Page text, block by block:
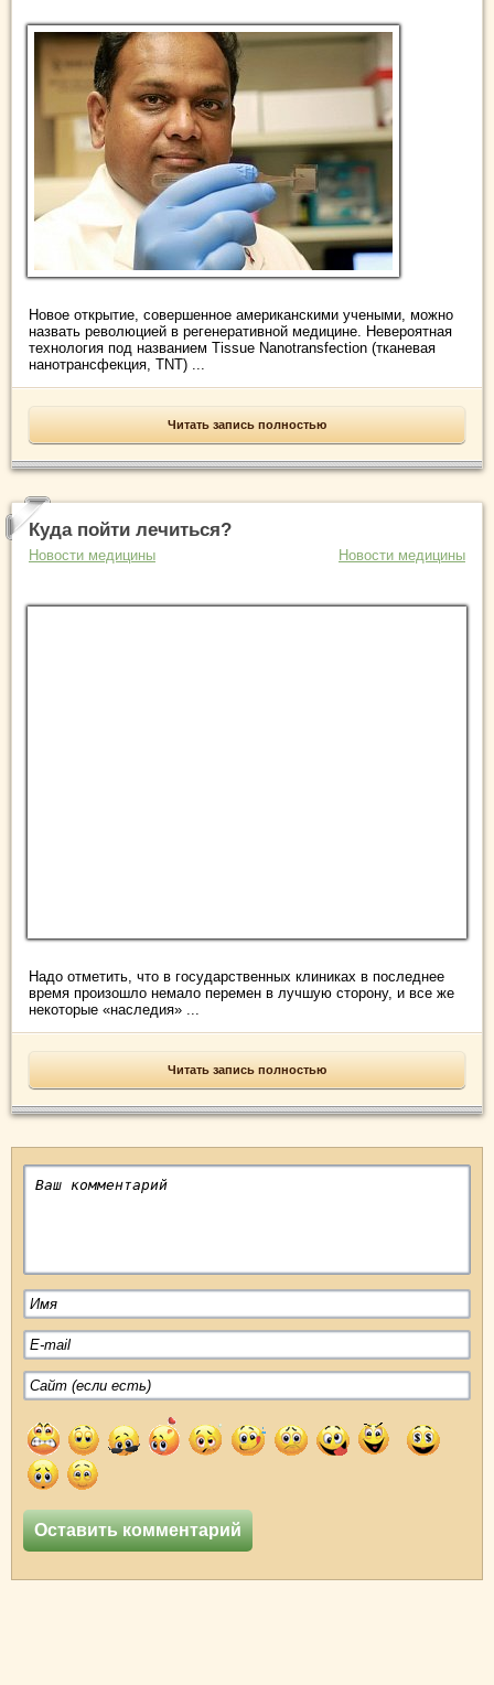
Новое открытие, совершенное американскими учеными, можно
назвать революцией в регенеративной медицине. Невероятная
технология под названием Tissue Nanotransfection (тканевая
нанотрансфекция, TNT) ...
Читать запись полностью
Куда пойти лечиться?
Новости медицины Новости медицины
Надо отметить, что в государственных клиниках в последнее
время произошло немало перемен в лучшую сторону, и все же
некоторые «наследия» ...
Читать запись полностью